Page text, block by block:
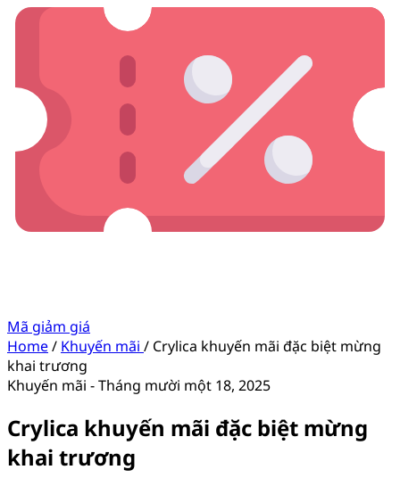
Mã giảm giá
Home/ Khuyến mãi / Crylica khuyến mãi đặc biệt mừng
khai trương
Khuyến mãi -Tháng mười một 18, 2025
Crylica khuyến mãi đặc biệt mừng
khai trương